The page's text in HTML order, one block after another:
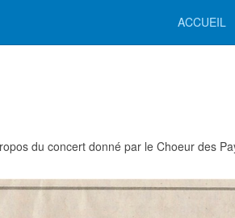
ACCUEIL
du concert donné par le Choeur des